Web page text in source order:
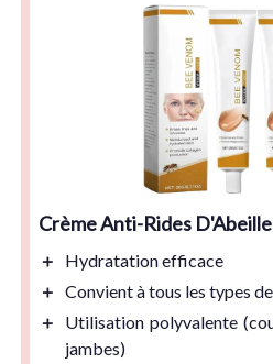
Crème Anti-Rides
＋ Hydratationefficace
＋ Convient à tous les types
＋
Utilisation polyvalente
jambes)